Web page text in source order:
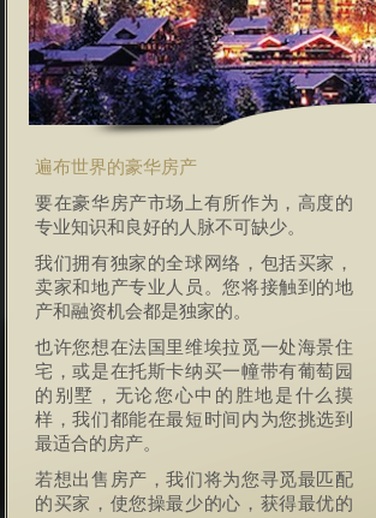
遍布世界的豪华房产
要在豪华房产市场上有所作为，高度的
专业知识和良好的人脉不可缺少。
我们拥有独家的全球网络，包括买家，
卖家和地产专业人员。您将接触到的地
产和融资机会都是独家的。
也许您想在法国里维埃拉觅一处海景住
宅，或是在托斯卡纳买一幢带有葡萄园
的别墅，无论您心中的胜地是什么摸
样，我们都能在最短时间内为您挑选到
最适合的房产。
若想出售房产，我们将为您寻觅最匹配
的买家，使您操最少的心，获得最优的